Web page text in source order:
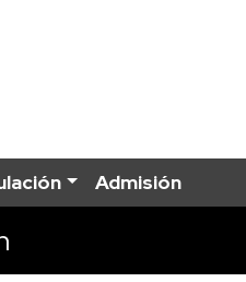
Admisión